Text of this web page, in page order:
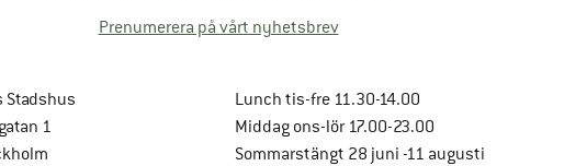
Prenumerera på vårt nyhetsbrev
Stadshus
1
Lunch tis-fre 11.30-14.00
Middag ons-lör 17.00-23.00
Sommarstängt 28 juni -11 augusti